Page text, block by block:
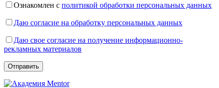
Ознакомлен с политикой обработки персональных данных
Даю согласие на обработку персональных данных
Даю свое согласие на получение информационно-
рекламных материалов